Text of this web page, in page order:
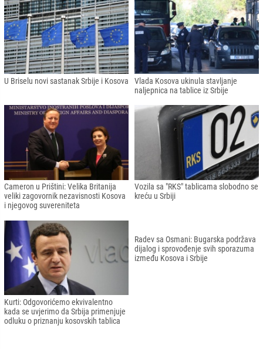
U Briselu novi sastanak Srbije i Kosova
Vlada Kosova ukinula stavljanje
naljepnica na tablice iz Srbije
Cameron u Prištini: Velika Britanija
veliki zagovornik nezavisnosti Kosova
i njegovog suvereniteta
Vozila sa "RKS" tablicama slobodno se
kreću u Srbiji
Kurti: Odgovorićemo ekvivalentno
kada se uvjerimo da Srbija primenjuje
odluku o priznanju kosovskih tablica
Radev sa Osmani: Bugarska podržava
dijalog i sprovođenje svih sporazuma
između Kosova i Srbije